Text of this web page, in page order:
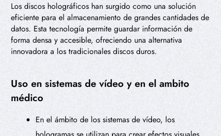
Los discos holográficos han surgido como una solución
eficiente para el almacenamiento de grandes cantidades de
datos. Esta tecnología permite guardar información de
forma densa y accesible, ofreciendo una alternativa
innovadora a los tradicionales discos duros.
Uso en sistemas de vídeo y en el ambito
médico
En el ámbito de los sistemas de vídeo, los